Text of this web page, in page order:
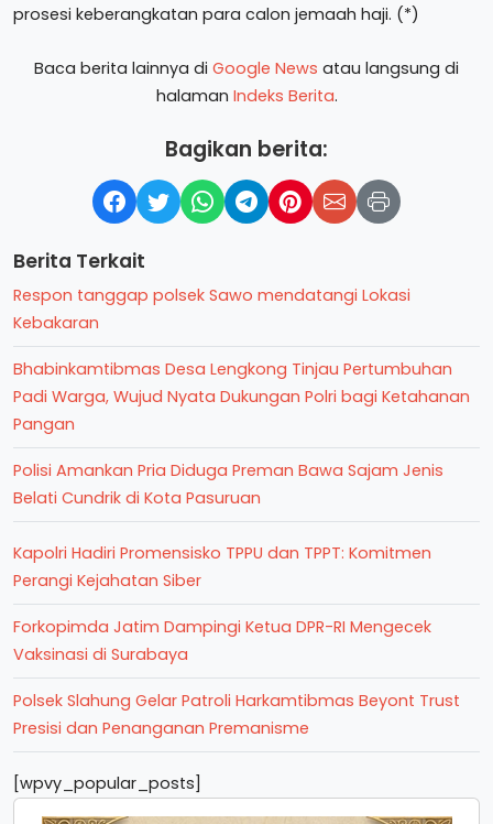
prosesi keberangkatan para calon jemaah haji. (*)
Baca berita lainnya di Google News atau langsung di
halaman Indeks Berita.
Bagikan berita:
Berita Terkait
Respon tanggap polsek Sawo mendatangi Lokasi
Kebakaran
Bhabinkamtibmas Desa Lengkong Tinjau Pertumbuhan
Padi Warga, Wujud Nyata Dukungan Polri bagi Ketahanan
Pangan
Polisi Amankan Pria Diduga Preman Bawa Sajam Jenis
Belati Cundrik di Kota Pasuruan
Kapolri Hadiri Promensisko TPPU dan TPPT: Komitmen
Perangi Kejahatan Siber
Forkopimda Jatim Dampingi Ketua DPR-RI Mengecek
Vaksinasi di Surabaya
Polsek Slahung Gelar Patroli Harkamtibmas Beyont Trust
Presisi dan Penanganan Premanisme
[wpvy_popular_posts]